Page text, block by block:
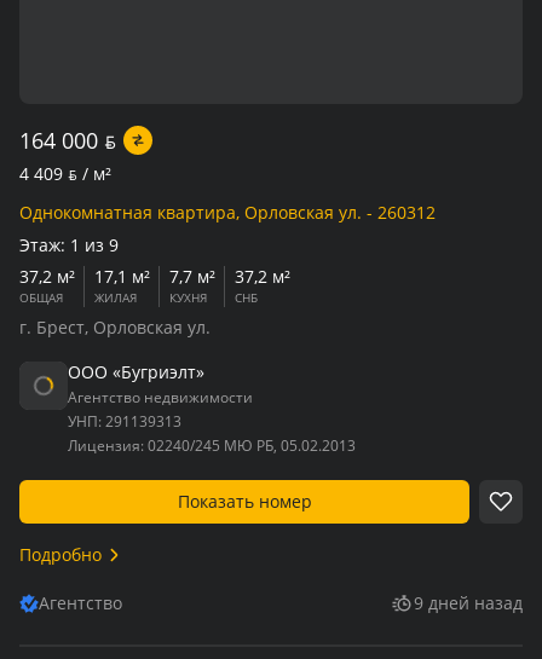
164 000 BYN
4 409 BYN / м²
Однокомнатная квартира, Орловская ул. - 260312
Этаж: 1 из 9
37,2 м²
ОБЩАЯ
17,1 м²
ЖИЛАЯ
7,7 м²
КУХНЯ
37,2 м²
СНБ
г. Брест, Орловская ул.
ООО «Бугриэлт»
Агентство недвижимости
УНП: 291139313
Лицензия: 02240/245 МЮ РБ, 05.02.2013
Показать номер
Подробно
Агентство 9 дней назад